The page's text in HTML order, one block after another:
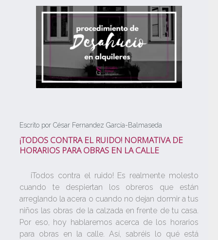
Escrito por César Fernandez García-Balmaseda
¡TODOS CONTRA EL RUIDO! NORMATIVA DE
HORARIOS PARA OBRAS EN LA CALLE
¡Todos contra el ruido! Es realmente molesto
cuando te despiertan los obreros que están
arreglando la acera o cuando no dejan dormir a tus
niños las obras de la calzada en frente de tu casa.
Por eso, hoy hablaremos acerca de los horarios
para obras en la calle. Así, sabréis lo qué está